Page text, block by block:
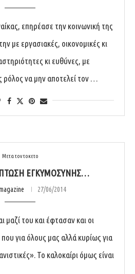
επηρέασε την κοινωνική της
με εργασιακές, οικονομικές κι
κι ευθύνες, με
ρόλος να μην αποτελεί τον …
Μετα τον τοκετο
ΕΓΚΥΜΟΣΎΝΗΣ…
27/06/2014
μαζί του και έφτασαν και οι
για όλους μας αλλά κυρίως για
Το καλοκαίρι όμως είναι